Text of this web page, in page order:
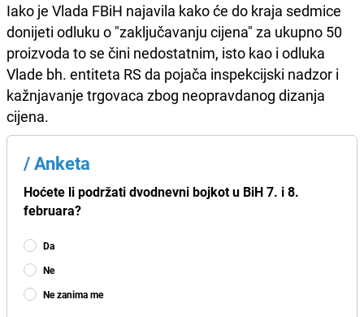
Iako je Vlada FBiH najavila kako će do kraja sedmice
donijeti odluku o "zaključavanju cijena" za ukupno 50
proizvoda to se čini nedostatnim, isto kao i odluka
Vlade bh. entiteta RS da pojača inspekcijski nadzor i
kažnjavanje trgovaca zbog neopravdanog dizanja
cijena.
/Anketa
Hoćete li podržati dvodnevni bojkot u BiH 7. i 8.
februara?
Da
Ne
Ne zanima me